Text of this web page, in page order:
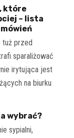
które
– lista
tuż przed
sparaliżować
irytująca jest
na biurku
wybrać?
sypialni,